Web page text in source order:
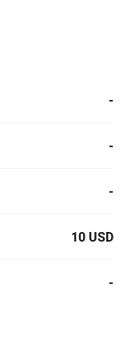
-
-
-
10 USD
-